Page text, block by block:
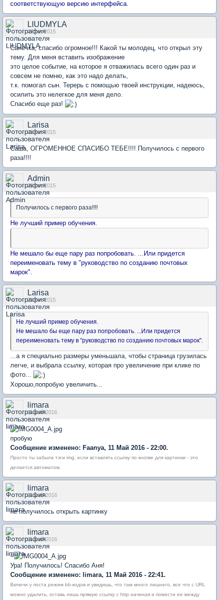
соответствующую версию интерфейса.
LIUDMYLA
07 окт 2015
Санечка, спасибо огромное!!! Какой ты молодец, что открыл эту
тему. Для меня вставить изображение
это целое событие, на которое я отважилась всего один раз и
совсем не помню, как это надо делать,
т.к. помогал сын. Терерь с помощью твоей инструкции, надеюсь,
осилить это нелегкое для меня дело.
Спасибо еще раз!
Larisa
29 окт 2015
Саша, ОГРОМЕННОЕ СПАСИБО ТЕБЕ!!!! Получилось с первого
раза!!!!
Admin
29 окт 2015
Получилось с первого раза!!!!
Не лучший пример обучения.
Не мешало бы еще пару раз попробовать. ...Или придется
переименовать тему в "руководство по созданию почтовых
марок".
Larisa
29 окт 2015
Не лучший пример обучения.
Не мешало бы еще пару раз попробовать. ...Или придется
переименовать тему в "руководство по созданию почтовых марок".
...а я специально размеры уменьшала, чтобы страница грузилась
легче, и выбрала ссылку, которая про увеличение при клике по
фото...
Хорошо,попробую увеличить...
limara
11 май 2016
пробую
Сообщение изменено: Faanya, 11 Май 2016 - 22:00.
Просто ты забыла тэги img, если вставлять ссылку по кнопке для картинки - это
делается автоматом.
limara
11 май 2016
не получилось открыть картинку
limara
11 май 2016
=
Ура! Получилось! Спасибо Аня!
Сообщение изменено: limara, 11 Май 2016 - 22:41.
Включи у поста режим bb-кодов и увидишь, что там много лишнего, все что с URL
можно удалить, оставь лишь прямую ссылку с http начиная и помести ее между